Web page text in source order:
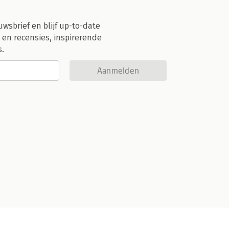
en blijf up-to-date
recensies, inspirerende
Aanmelden